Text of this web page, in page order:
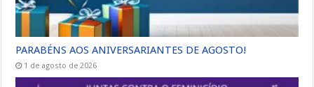
PARABÉNS AOS ANIVERSARIANTES DE AGOSTO!
1 de agosto de 2026